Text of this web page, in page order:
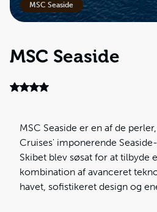
MSC Seaside
MSC Seaside
MSC Seaside er en af de
Cruises' imponerende
Skibet blev søsat for at tilbyde
kombination af avanceret
havet, sofistikeret design og